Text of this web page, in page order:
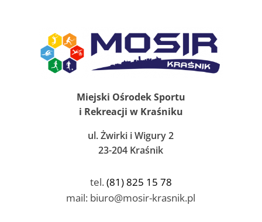
Miejski Ośrodek Sportu
i Rekreacji w Kraśniku
ul. Żwirki i Wigury 2
23-204 Kraśnik
tel.(81) 825 15 78
mail: biuro@mosir-krasnik.pl